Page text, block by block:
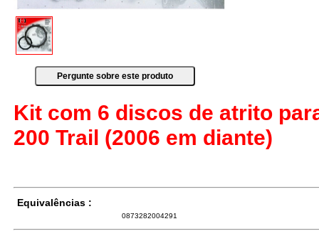
Kit com 6 discos de atrito
200 Trail (2006 em diante)
Equivalências :
0873282004291